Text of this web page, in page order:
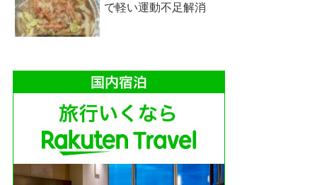
で軽い運動不足解消